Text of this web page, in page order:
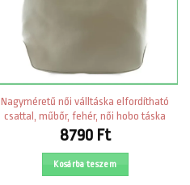
Nagyméretű női válltáska elfordítható
csattal, műbőr, fehér, női hobo táska
8790 Ft
Kosárba teszem